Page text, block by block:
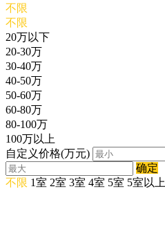
不限
不限
20万以下
20-30万
30-40万
40-50万
50-60万
60-80万
80-100万
100万以上
自定义价格(万元)
确定
不限 1室 2室 3室 4室 5室 5室以上